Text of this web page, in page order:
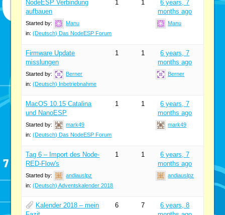
NodeESP Verbindung
aufbauen
Started by:
Manu
in:(Deutsch) Das NodeESP Forum
1 1
6 years, 7
months ago
Manu
Firmware Update
misslungen
Started by:
Berner
in:(Deutsch) Inbetriebnahme
1 1
6 years, 7
months ago
Berner
MacOS 10.15 Catalina
und NanoESP
Started by:
mark49
in:(Deutsch) Das NodeESP Forum
1 1
6 years, 7
months ago
mark49
Tag 6 – Import des Node-
RED-Flow's
Started by:
andiauslpz
in:(Deutsch) Adventskalender 2018
1 1
6 years, 7
months ago
andiauslpz
Kalender 2018 – mein
6 7
6 years, 8